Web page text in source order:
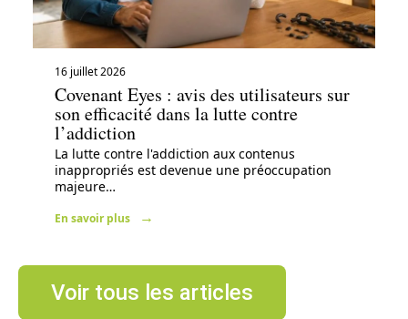
16 juillet 2026
Covenant Eyes : avis des utilisateurs sur
son efficacité dans la lutte contre
l’addiction
La lutte contre l'addiction aux contenus
inappropriés est devenue une préoccupation
majeure…
En savoir plus
Voir tous les articles